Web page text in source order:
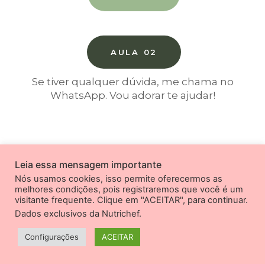
AULA 02
Se tiver qualquer dúvida, me chama no
WhatsApp. Vou adorar te ajudar!
Leia essa mensagem importante
Nós usamos cookies, isso permite oferecermos as
melhores condições, pois registraremos que você é um
visitante frequente. Clique em "ACEITAR", para continuar.
Dados exclusivos da Nutrichef.
Configurações ACEITAR